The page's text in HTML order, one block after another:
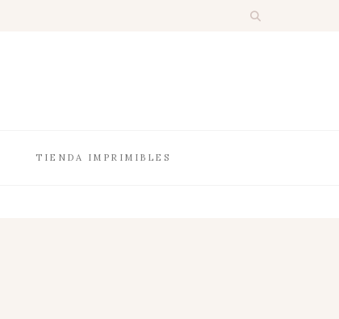
TIENDA IMPRIMIBLES